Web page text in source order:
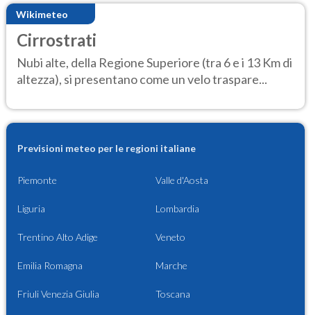
Wikimeteo
Cirrostrati
Nubi alte, della Regione Superiore (tra 6 e i 13 Km di
altezza), si presentano come un velo traspare...
Previsioni meteo per le regioni italiane
Piemonte Valle d'Aosta
Liguria Lombardia
Trentino Alto Adige Veneto
Emilia Romagna Marche
Friuli Venezia Giulia Toscana